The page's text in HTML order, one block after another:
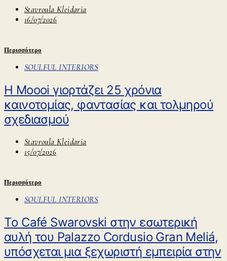
Stavroula Kleidaria
16/07/2026
Περισσότερο
SOULFUL INTERIORS
Η Moooi γιορτάζει 25 χρόνια
καινοτομίας, φαντασίας και τολμηρού
σχεδιασμού
Stavroula Kleidaria
15/07/2026
Περισσότερο
SOULFUL INTERIORS
Tο Café Swarovski στην εσωτερική
αυλή του Palazzo Cordusio Gran Meliá,
υπόσχεται μια ξεχωριστή εμπειρία στην